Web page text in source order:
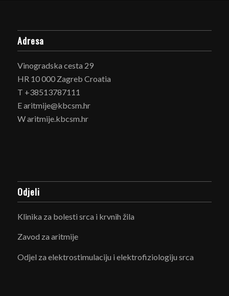
Adresa
Vinogradska cesta 29
HR 10 000 Zagreb Croatia
T +38513787111
E aritmije@kbcsm.hr
W aritmije.kbcsm.hr
Odjeli
Klinika za bolesti srca i krvnih žila
Zavod za aritmije
Odjel za elektrostimulaciju i elektrofiziologiju srca